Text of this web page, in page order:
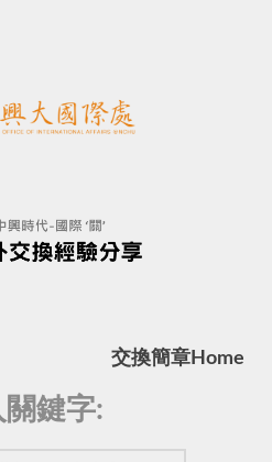
交換簡章 Home
鍵字: